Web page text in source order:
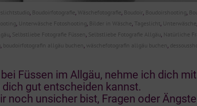
, Boudoirfotografie, Wäschefotografie, Boudoir , Boudoirshooting ,
, Unterwäsche Fotoshooting , Bilder in Wäsche, Tageslicht, Unterwäsche
, Selbstliebe Fotografie Füssen , Selbstliebe Fotografie Allgäu , Natürliche
, boudoirfotografin allgäu buchen , wäschefotografin allgäu buchen ,
Füssen im Allgäu, nehme ich dich
gut entscheiden kannst.
noch unsicher bist, Fragen oder